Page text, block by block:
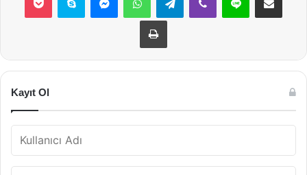
Yazdır
Kayıt Ol